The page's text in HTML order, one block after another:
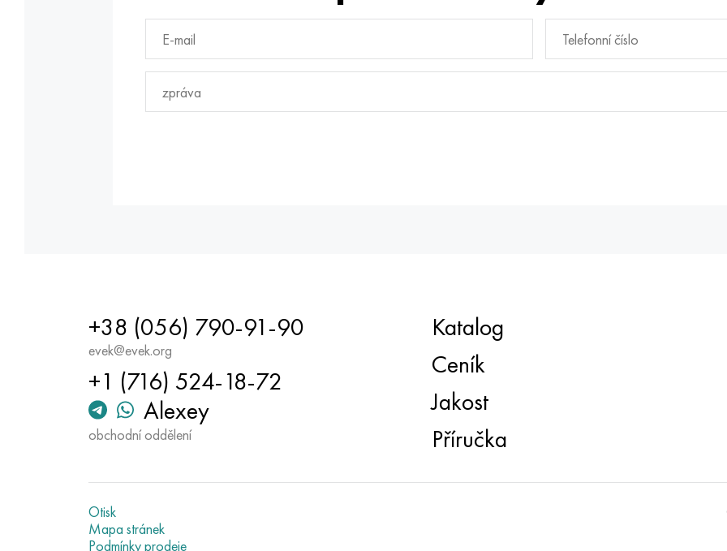
+38 (056) 790-91-90
evek@evek.org
+1 (716) 524-18-72
Alexey
obchodní oddělení
Katalog
Ceník
Jakost
Příručka
Otisk
Mapa stránek
Podmínky prodeje